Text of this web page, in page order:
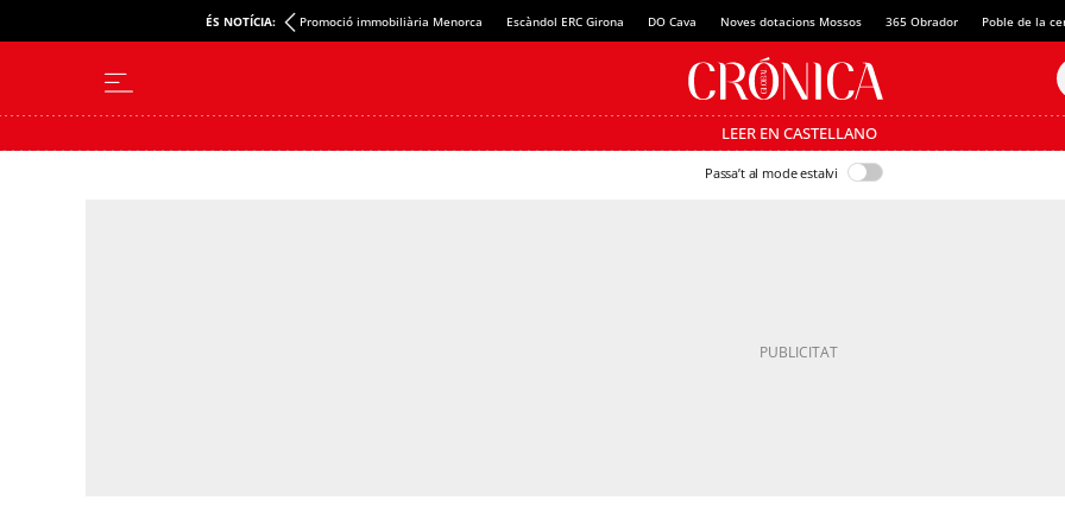
ÉS NOTÍCIA: Promoció immobiliària Menorca Escàndol ERC Girona DO Cava Noves dotacions Mossos 365 Obrador Poble de la
LEER EN CASTELLANO
Passa’t al mode estalvi